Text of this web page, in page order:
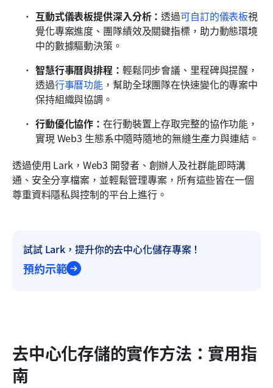
互動式儀表板提供深入分析：透過可自訂的儀表板視
覺化專案進度、團隊績效及關鍵指標，助力動態環境
中的數據驅動決策。
智慧行事曆與排程： 輕鬆同步會議、里程碑與提醒，
透過行事曆功能 ，幫助全球團隊在快速變化的專案中
保持組織與協調。
行動優化協作：在行動裝置上存取完整的協作功能，
實現 Web3 生態系中隨時隨地的無縫生產力與連結。
透過使用 Lark，Web3 開發者、創辦人及社群能即時溝
通、安全分享檔案，並輕鬆管理專案，所有這些皆在一個
尊重資料隱私與控制的平台上進行。
試試 Lark，提升你的去中心化儲存專案！
預約示範
去中心化存儲的實作方法：實用指
南